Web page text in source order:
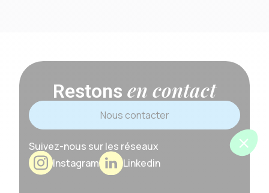
Restons en contact
Nous contacter
Suivez-nous sur les réseaux
Instagram
Linkedin